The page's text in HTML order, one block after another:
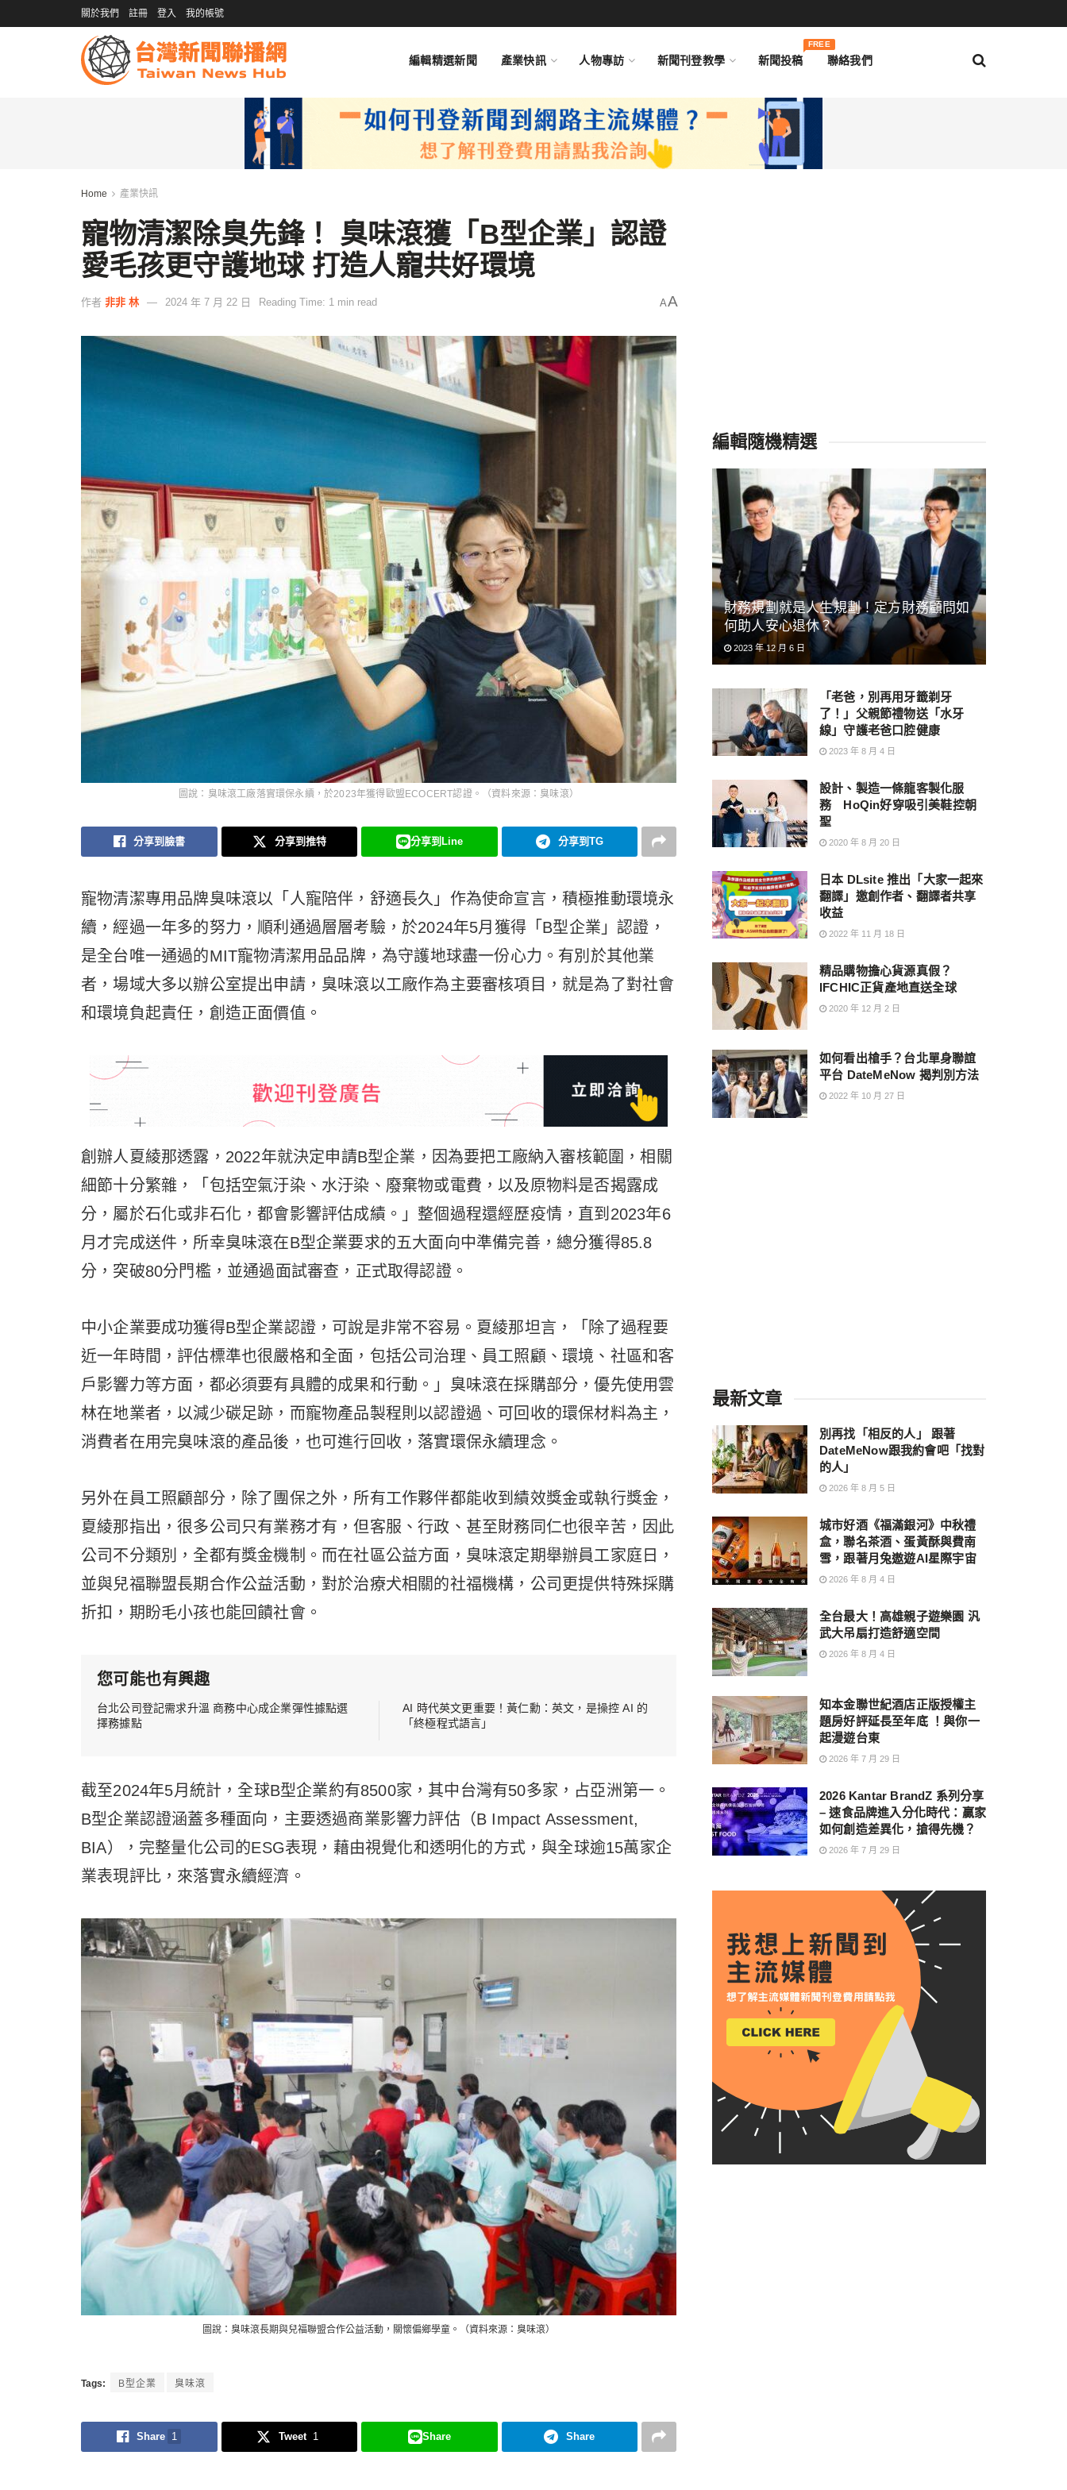
關於我們 註冊 登入 我的帳號
編輯精選新聞 產業快訊 人物專訪 新聞刊登教學 新聞投稿
FREE
聯絡我們
Home 產業快訊
寵物清潔除臭先鋒！ 臭味滾獲「B型企業」認證
愛毛孩更守護地球 打造人寵共好環境
作者 非非 林 2024 年 7 月 22 日 Reading Time: 1 min read AA
圖說：臭味滾工廠落實環保永續，於2023年獲得歐盟ECOCERT認證。（資料來源：臭味滾）
分享到臉書 分享到推特 分享到Line 分享到TG
寵物清潔專用品牌臭味滾以「人寵陪伴，舒適長久」作為使命宣言，積極推動環境永
續，經過一年多的努力，順利通過層層考驗，於2024年5月獲得「B型企業」認證，
是全台唯一通過的MIT寵物清潔用品品牌，為守護地球盡一份心力。有別於其他業
者，場域大多以辦公室提出申請，臭味滾以工廠作為主要審核項目，就是為了對社會
和環境負起責任，創造正面價值。
創辦人夏綾那透露，2022年就決定申請B型企業，因為要把工廠納入審核範圍，相關
細節十分繁雜，「包括空氣汙染、水汙染、廢棄物或電費，以及原物料是否揭露成
分，屬於石化或非石化，都會影響評估成績。」整個過程還經歷疫情，直到2023年6
月才完成送件，所幸臭味滾在B型企業要求的五大面向中準備完善，總分獲得85.8
分，突破80分門檻，並通過面試審查，正式取得認證。
中小企業要成功獲得B型企業認證，可說是非常不容易。夏綾那坦言，「除了過程要
近一年時間，評估標準也很嚴格和全面，包括公司治理、員工照顧、環境、社區和客
戶影響力等方面，都必須要有具體的成果和行動。」臭味滾在採購部分，優先使用雲
林在地業者，以減少碳足跡，而寵物產品製程則以認證過、可回收的環保材料為主，
消費者在用完臭味滾的產品後，也可進行回收，落實環保永續理念。
另外在員工照顧部分，除了團保之外，所有工作夥伴都能收到績效獎金或執行獎金，
夏綾那指出，很多公司只有業務才有，但客服、行政、甚至財務同仁也很辛苦，因此
公司不分類別，全都有獎金機制。而在社區公益方面，臭味滾定期舉辦員工家庭日，
並與兒福聯盟長期合作公益活動，對於治療犬相關的社福機構，公司更提供特殊採購
折扣，期盼毛小孩也能回饋社會。
您可能也有興趣
台北公司登記需求升溫 商務中心成企業彈性據點選
擇務據點
AI 時代英文更重要！黃仁勳：英文，是操控 AI 的
「終極程式語言」
截至2024年5月統計，全球B型企業約有8500家，其中台灣有50多家，占亞洲第一。
B型企業認證涵蓋多種面向，主要透過商業影響力評估（B Impact Assessment,
BIA），完整量化公司的ESG表現，藉由視覺化和透明化的方式，與全球逾15萬家企
業表現評比，來落實永續經濟。
圖說：臭味滾長期與兒福聯盟合作公益活動，關懷偏鄉學童。（資料來源：臭味滾）
Tags: B型企業 臭味滾
Share 1 Tweet 1 Share Share
編輯隨機精選
財務規劃就是人生規劃！定方財務顧問如
何助人安心退休？
2023 年 12 月 6 日
「老爸，別再用牙籤剃牙
了！」父親節禮物送「水牙
線」守護老爸口腔健康
2023 年 8 月 4 日
設計、製造一條龍客製化服
務 HoQin好穿吸引美鞋控朝
聖
2020 年 8 月 20 日
日本 DLsite 推出「大家一起來
翻譯」邀創作者、翻譯者共享
收益
2022 年 11 月 18 日
精品購物擔心貨源真假？
IFCHIC正貨產地直送全球
2020 年 12 月 2 日
如何看出槍手？台北單身聯誼
平台 DateMeNow 揭判別方法
2022 年 10 月 27 日
最新文章
別再找「相反的人」 跟著
DateMeNow跟我約會吧「找對
的人」
2026 年 8 月 5 日
城市好酒《福滿銀河》中秋禮
盒，聯名茶酒、蛋黃酥與費南
雪，跟著月兔遨遊AI星際宇宙
2026 年 8 月 4 日
全台最大！高雄親子遊樂園 汎
武大吊扇打造舒適空間
2026 年 8 月 4 日
知本金聯世紀酒店正版授權主
題房好評延長至年底 ！與你一
起漫遊台東
2026 年 7 月 29 日
2026 Kantar BrandZ 系列分享
– 速食品牌進入分化時代：贏家
如何創造差異化，搶得先機？
2026 年 7 月 29 日